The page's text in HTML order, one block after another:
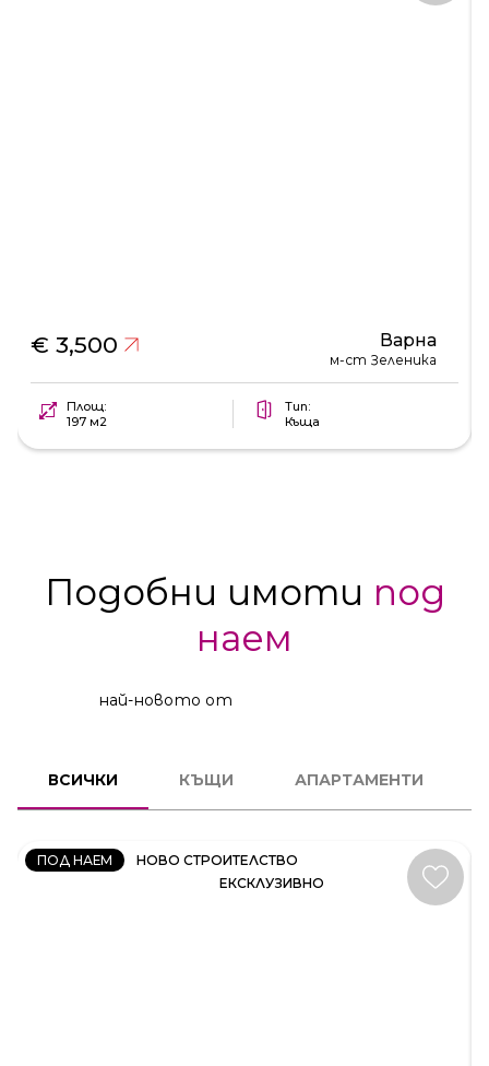
€ 3,500 Варна
м-ст Зеленика
Площ:
197 м2
Тип:
Къща
Подобни имоти под
наем
най-новото от
ВСИЧКИ КЪЩИ АПАРТАМЕНТИ
ПОД НАЕМ
НОВО СТРОИТЕЛСТВО
ЕКСКЛУЗИВНО
КЪЩА
КОД:
35414